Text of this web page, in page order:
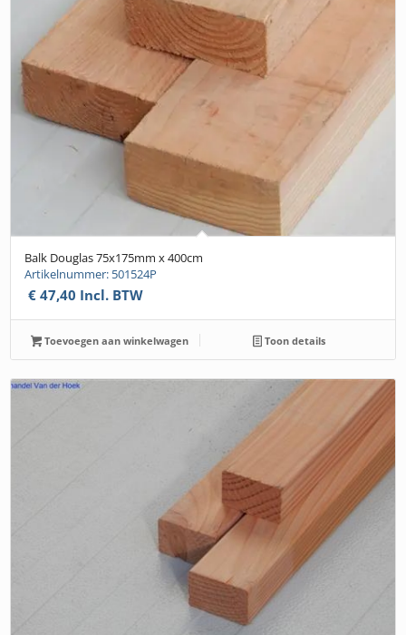
Balk Douglas 75x175mm x 400cm
Artikelnummer: 501524P
€ 47,40 Incl. BTW
Toevoegen aan winkelwagen Toon details